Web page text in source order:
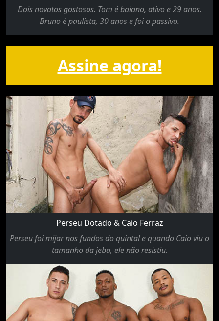
Dois novatos gostosos. Tom é baiano, ativo e 29 anos.
Bruno é paulista, 30 anos e foi o passivo.
Assine agora!
Perseu Dotado & Caio Ferraz
Perseu foi mijar nos fundos do quintal e quando Caio viu o
tamanho da jeba, ele não resistiu.